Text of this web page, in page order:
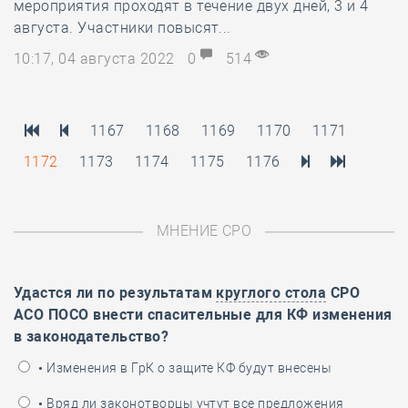
мероприятия проходят в течение двух дней, 3 и 4
августа. Участники повысят...
10:17, 04 августа 2022
0 514
1167 1168 1169 1170
1171
1172
1173 1174 1175 1176
МНЕНИЕ СРО
Удастся ли по результатам круглого стола СРО
АСО ПОСО внести спасительные для КФ изменения
в законодательство?
• Изменения в ГрК о защите КФ будут внесены
• Вряд ли законотворцы учтут все предложения